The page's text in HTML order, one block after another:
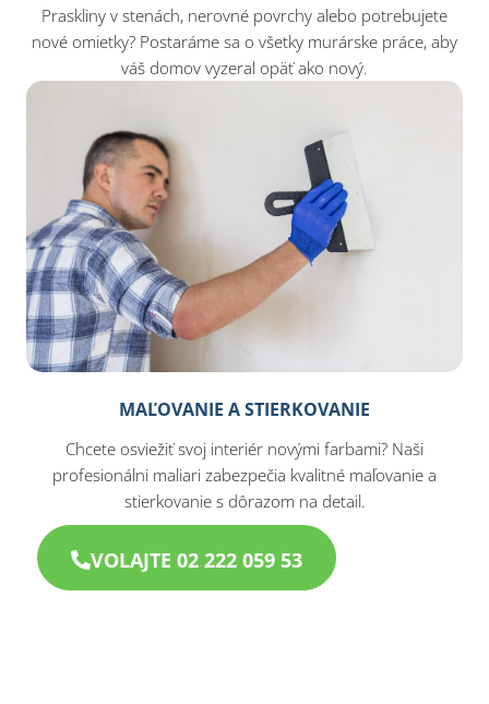
Praskliny v stenách, nerovné povrchy alebo potrebujete
nové omietky? Postaráme sa o všetky murárske práce, aby
váš domov vyzeral opäť ako nový.
MAĽOVANIE A STIERKOVANIE
Chcete osviežiť svoj interiér novými farbami? Naši
profesionálni maliari zabezpečia kvalitné maľovanie a
stierkovanie s dôrazom na detail.
VOLAJTE 02 222 059 53